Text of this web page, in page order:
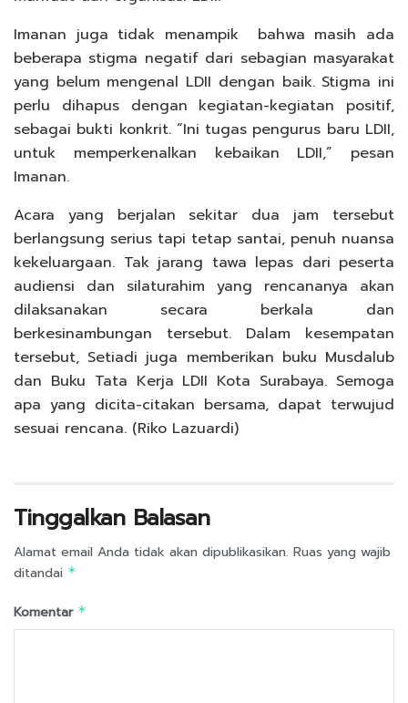
Imanan juga tidak menampik bahwa masih ada
beberapa stigma negatif dari sebagian masyarakat
yang belum mengenal LDII dengan baik. Stigma ini
perlu dihapus dengan kegiatan-kegiatan positif,
sebagai bukti konkrit. “Ini tugas pengurus baru LDII,
untuk memperkenalkan kebaikan LDII,” pesan
Imanan.
Acara yang berjalan sekitar dua jam tersebut
berlangsung serius tapi tetap santai, penuh nuansa
kekeluargaan. Tak jarang tawa lepas dari peserta
audiensi dan silaturahim yang rencananya akan
dilaksanakan secara berkala dan
berkesinambungan tersebut. Dalam kesempatan
tersebut, Setiadi juga memberikan buku Musdalub
dan Buku Tata Kerja LDII Kota Surabaya. Semoga
apa yang dicita-citakan bersama, dapat terwujud
sesuai rencana. (Riko Lazuardi)
Tinggalkan Balasan
Alamat email Anda tidak akan dipublikasikan. Ruas yang wajib
ditandai *
Komentar *